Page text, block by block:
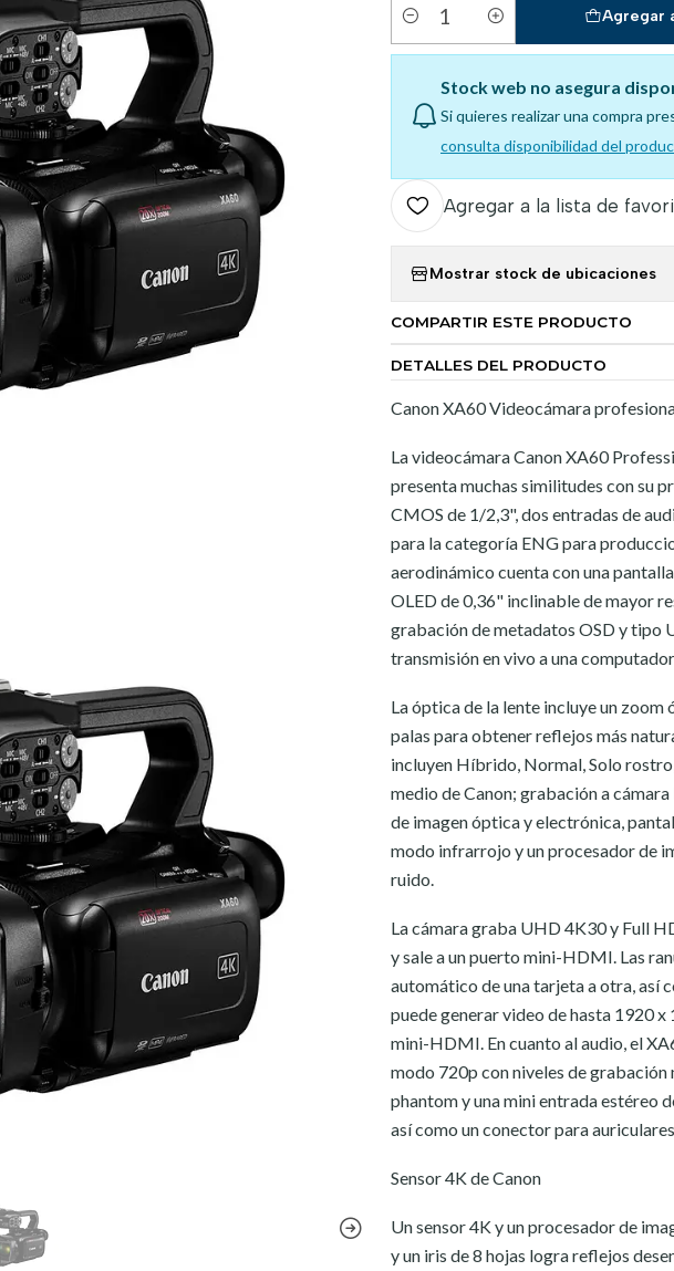
Cantidad
Agregar
Stock web no asegura
Si quieres realizar una compra
consulta disponibilidad del
Agregar a la lista de
Mostrar stock de ubicaciones
COMPARTIR ESTE PRODUCTO
DETALLES DEL PRODUCTO
Canon XA60 Videocámara
La videocámara Canon XA60
presenta muchas similitudes con su
CMOS de 1/2,3", dos entradas de
para la categoría ENG para
aerodinámico cuenta con una
OLED de 0,36" inclinable de mayor
grabación de metadatos OSD y tipo
transmisión en vivo a una
La óptica de la lente incluye un
palas para obtener reflejos más
incluyen Híbrido, Normal, Solo
medio de Canon; grabación a
de imagen óptica y electrónica,
modo infrarrojo y un procesador de
ruido.
La cámara graba UHD 4K30 y Full
y sale a un puerto mini-HDMI. Las
automático de una tarjeta a otra, así
puede generar video de hasta 1920
mini-HDMI. En cuanto al audio, el
modo 720p con niveles de
phantom y una mini entrada estéreo
así como un conector para
Sensor 4K de Canon
Un sensor 4K y un procesador de
y un iris de 8 hojas logra reflejos